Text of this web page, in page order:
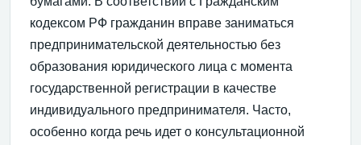
кодексом РФ гражданин вправе заниматься
предпринимательской деятельностью без
образования юридического лица с момента
государственной регистрации в качестве
индивидуального предпринимателя. Часто,
особенно когда речь идет о консультационной